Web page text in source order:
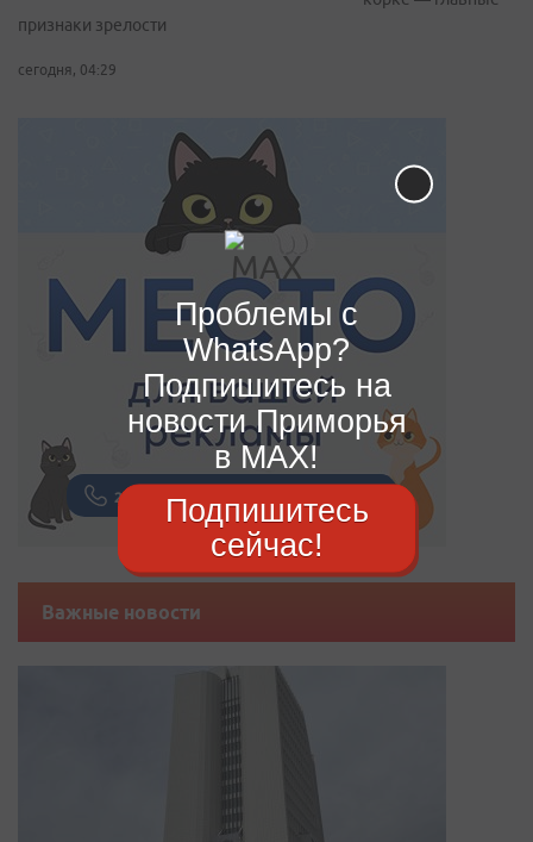
признаки зрелости
сегодня, 04:29
Важные новости
Проблемы с
WhatsApp?
Подпишитесь на
новости Приморья
в MAX!
Подпишитесь
сейчас!